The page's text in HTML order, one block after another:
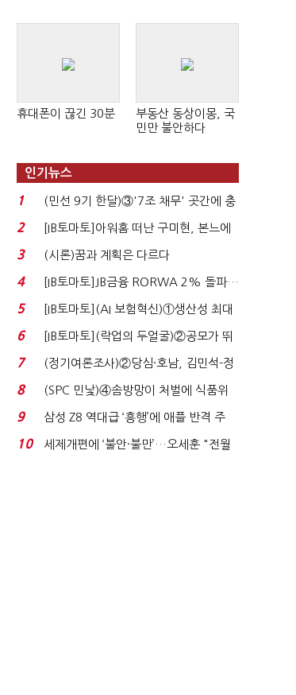
휴대폰이 끊긴 30분
부동산 동상이몽, 국
민만 불안하다
인기뉴스
1
(민선 9기 한달)③'7조 채무' 곳간에 충
격…추미애, 20년...
2
[IB토마토]아워홈 떠난 구미현, 본느에
340억 베팅…가...
3 (시론)꿈과 계획은 다르다
4
[IB토마토]JB금융 RORWA 2% 돌파…
실적 견인은 은행 ...
5
[IB토마토](AI 보험혁신)①생산성 최대
80% 개선…현실...
6
[IB토마토](락업의 두얼굴)②공모가 뛰
자 첫날 매도…FI ...
7
(정기여론조사)②당심·호남, 김민석-정
청래 '초접전'...
8
(SPC 민낯)④솜방망이 처벌에 식품위
생법 위반 반복...
9
삼성 Z8 역대급 ‘흥행’에 애플 반격 주
목…9월 ‘폴...
10
세제개편에 ‘불안·불만’…오세훈 "전월